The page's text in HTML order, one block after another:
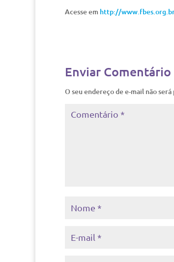
Acesse em http://
Enviar Comentário
O seu endereço de e-mail não